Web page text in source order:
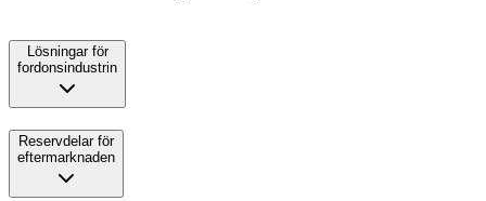
Lösningar för
fordonsindustrin
Reservdelar för
eftermarknaden